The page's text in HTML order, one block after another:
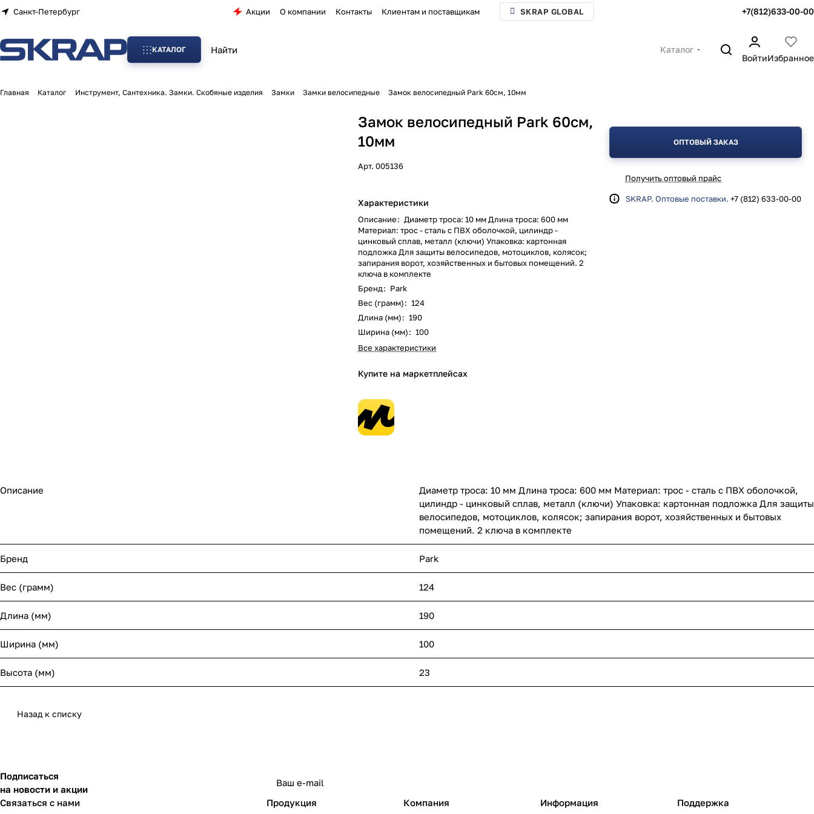
Санкт-Петербург Акции О компании Контакты Клиентам и поставщикам SKRAP GLOBAL +7(812)633-00-00
КАТАЛОГ
Каталог
ВойтиИзбранное
Главная Каталог Инструмент, Сантехника. Замки. Скобяные изделия Замки Замки велосипедные Замок велосипедный Park 60см, 10мм
Замок велосипедный Park 60см,
10мм
Арт.005136
Характеристики
Описание: Диаметр троса: 10 мм Длина троса: 600 мм
Материал: трос - сталь с ПВХ оболочкой, цилиндр -
цинковый сплав, металл (ключи) Упаковка: картонная
подложка Для защиты велосипедов, мотоциклов, колясок;
запирания ворот, хозяйственных и бытовых помещений. 2
ключа в комплекте
Бренд: Park
Вес (грамм): 124
Длина (мм): 190
Ширина (мм): 100
Все характеристики
Купите на маркетплейсах
ОПТОВЫЙ ЗАКАЗ
Получить оптовый прайс
SKRAP. Оптовые поставки. +7 (812) 633-00-00
Описание
Диаметр троса: 10 мм Длина троса: 600 мм Материал: трос - сталь с ПВХ оболочкой,
цилиндр - цинковый сплав, металл (ключи) Упаковка: картонная подложка Для защиты
велосипедов, мотоциклов, колясок; запирания ворот, хозяйственных и бытовых
помещений. 2 ключа в комплекте
Бренд Park
Вес (грамм) 124
Длина (мм) 190
Ширина (мм) 100
Высота (мм) 23
Назад к списку
Подписаться
на новости и акции
Связаться с нами Продукция Компания Информация Поддержка